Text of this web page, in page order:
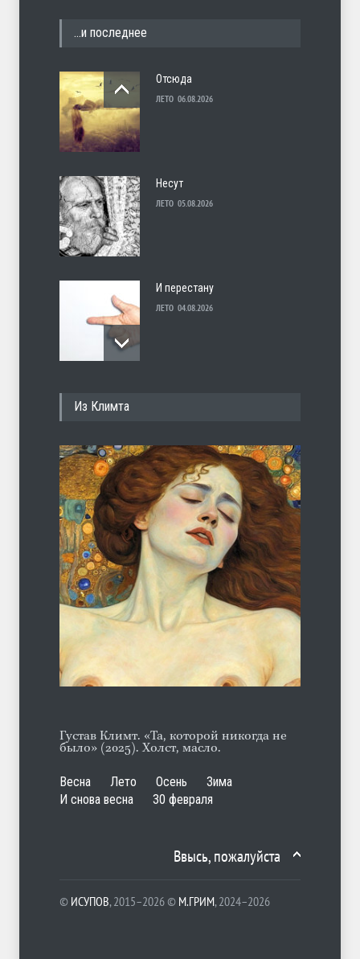
…и последнее
Отсюда
ЛЕТО 06.08.2026
Несут
ЛЕТО 05.08.2026
И перестану
ЛЕТО 04.08.2026
Марципан (из Агнии Барто)
ЛЕТО 31.07.2026
Ob la di
ЛЕТО 30.07.2026
Из Климта
Густав Климт. «Та, которой никогда не
было» (2025). Холст, масло.
Весна Лето Осень
Зима
И снова весна
30 февраля
Ввысь, пожалуйста
© ИСУПОВ, 2015–2026 © М.ГРИМ, 2024–2026